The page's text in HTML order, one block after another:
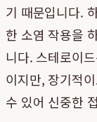
기 때문입니다.
한 소염 작용을
니다. 스테로이
이지만, 장기적
수 있어 신중한